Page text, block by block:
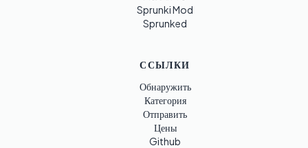
Sprunki Mod
Sprunked
ССЫЛКИ
Обнаружить
Категория
Отправить
Цены
Github